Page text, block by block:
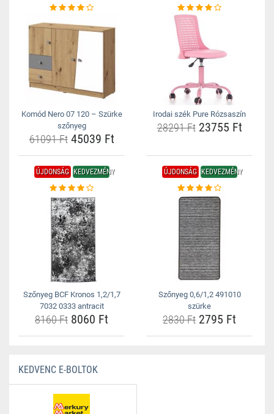
Komód Nero 07 120 – Szürke
szőnyeg
61091 Ft45039 Ft
Irodai szék Pure Rózsaszín
28291 Ft23755 Ft
ÚJDONSÁG KEDVEZMÉNY
Szőnyeg BCF Kronos 1,2/1,7
7032 0333 antracit
8160 Ft 8060 Ft
ÚJDONSÁG KEDVEZMÉNY
Szőnyeg 0,6/1,2 491010
szürke
2830 Ft 2795 Ft
KEDVENC E-BOLTOK